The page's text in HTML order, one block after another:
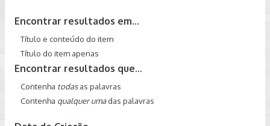
Encontrar resultados em...
Título e conteúdo do item
Título do item apenas
Encontrar resultados que...
Contenha todasas palavras
Contenha qualquer umadas palavras